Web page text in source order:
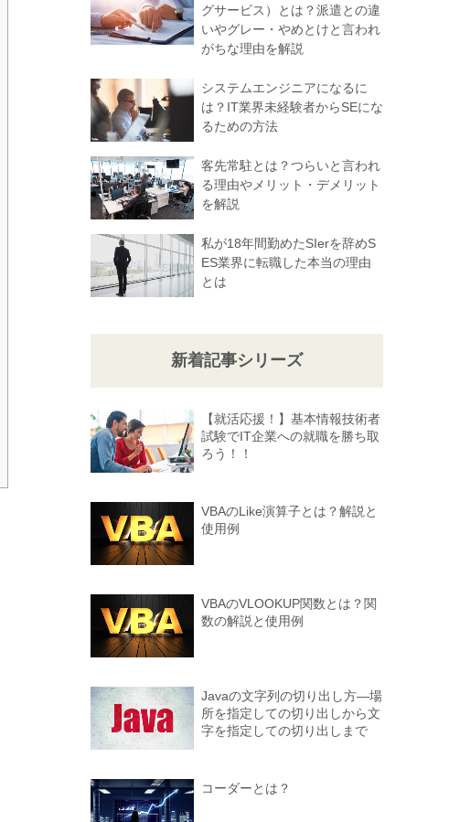
グサービス）とは？派遣との違
いやグレー・やめとけと言われ
がちな理由を解説
システムエンジニアになるに
は？IT業界未経験者からSEにな
るための方法
客先常駐とは？つらいと言われ
る理由やメリット・デメリット
を解説
私が18年間勤めたSIerを辞めS
ES業界に転職した本当の理由
とは
新着記事シリーズ
【就活応援！】基本情報技術者
試験でIT企業への就職を勝ち取
ろう！！
VBAのLike演算子とは？解説と
使用例
VBAのVLOOKUP関数とは？関
数の解説と使用例
Javaの文字列の切り出し方―場
所を指定しての切り出しから文
字を指定しての切り出しまで
コーダーとは？